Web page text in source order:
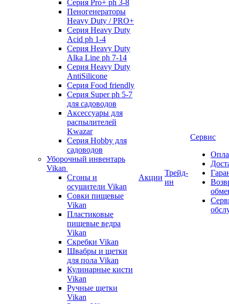
Серия Pro+ ph 3-8
Пеногенераторы
Heavy Duty / PRO+
Серия Heavy Duty
Acid ph 1-4
Серия Heavy Duty
Alka Line ph 7-14
Серия Heavy Duty
AntiSilicone
Серия Food friendly
Серия Super ph 5-7
для садоводов
Аксессуары для
распылителей
Kwazar
Серия Hobby для
садоводов
Уборочный инвентарь
Vikan
Сгоны и
осушители Vikan
Совки пищевые
Vikan
Пластиковые
пищевые ведра
Vikan
Скребки Vikan
Швабры и щетки
для пола Vikan
Кулинарные кисти
Vikan
Ручные щетки
Vikan
Акции
Трейд-
ин
Сервис